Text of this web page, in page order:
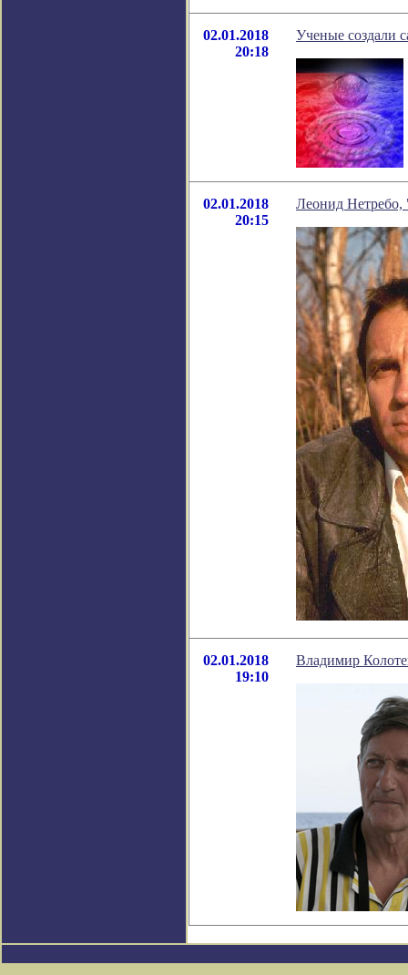
02.01.2018
20:18
Ученые создали
02.01.2018
20:15
Леонид
02.01.2018
19:10
Владимир